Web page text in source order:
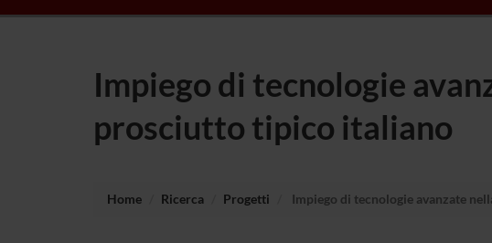
Impiego di tecnologie
prosciutto tipico italiano
Home Ricerca Progetti Impiego di tecnologie avanzate